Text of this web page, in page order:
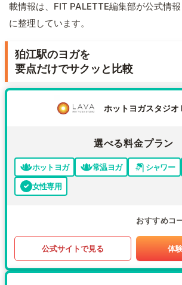
載情報は、FIT PALETTE編集部が公式情
に整理しています。
狛江駅のヨガを
要点だけでサクッと比較
ホットヨガスタジオ
選べる料金プラン
ホットヨガ 常温ヨガ シャワー
女性専用
おすすめコ
公式サイトで見る 体